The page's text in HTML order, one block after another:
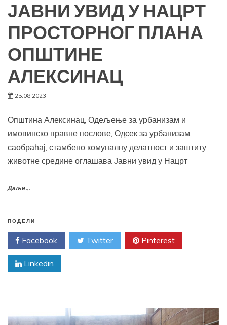
ЈАВНИ УВИД У НАЦРТ
ПРОСТОРНОГ ПЛАНА
ОПШТИНЕ
АЛЕКСИНАЦ
25.08.2023.
Општина Алексинац, Одељење за урбанизам и
имовинско правне послове, Одсек за урбанизам,
саобраћај, стамбено комуналну делатност и заштиту
животне средине оглашава Јавни увид у Нацрт
Даље...
ПОДЕЛИ
Facebook Twitter Pinterest
Linkedin